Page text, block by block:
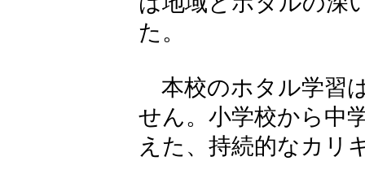
た。
本校のホタル学習
せん。小学校から中
えた、持続的なカリ